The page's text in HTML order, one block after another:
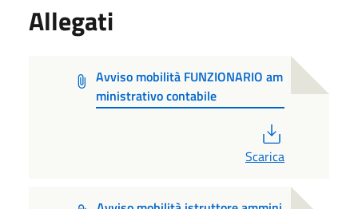
Allegati
Avviso mobilità FUNZIONARIO am
ministrativo contabile
Scarica